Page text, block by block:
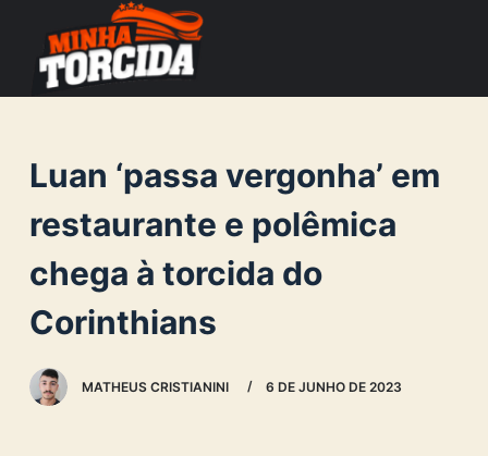
o
n
e
Luan ‘passa vergonha’ em
restaurante e polêmica
chega à torcida do
Corinthians
MATHEUS CRISTIANINI 6 DE JUNHO DE 2023